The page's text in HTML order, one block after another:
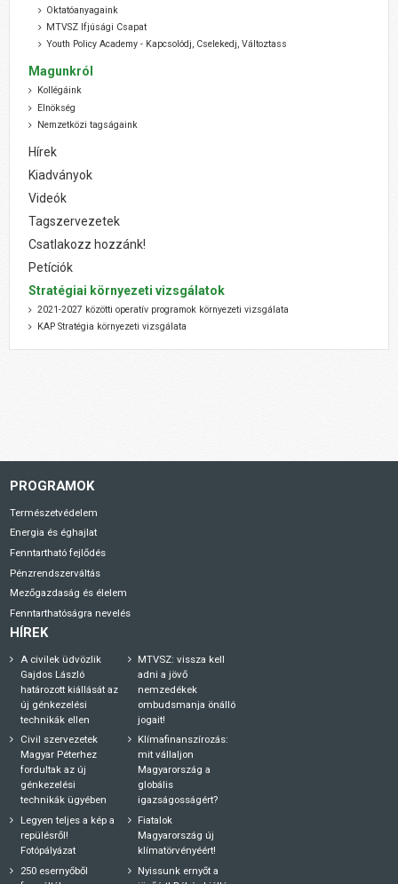
Oktatóanyagaink
MTVSZ Ifjúsági Csapat
Youth Policy Academy - Kapcsolódj, Cselekedj, Változtass
Magunkról
Kollégáink
Elnökség
Nemzetközi tagságaink
Hírek
Kiadványok
Videók
Tagszervezetek
Csatlakozz hozzánk!
Petíciók
Stratégiai környezeti vizsgálatok
2021-2027 közötti operatív programok környezeti vizsgálata
KAP Stratégia környezeti vizsgálata
PROGRAMOK
Természetvédelem
Energia és éghajlat
Fenntartható fejlődés
Pénzrendszerváltás
Mezőgazdaság és élelem
Fenntarthatóságra nevelés
HÍREK
A civilek üdvözlik
Gajdos László
határozott kiállását az
új génkezelési
technikák ellen
Civil szervezetek
Magyar Péterhez
fordultak az új
génkezelési
technikák ügyében
Legyen teljes a kép a
repülésről!
Fotópályázat
250 esernyőből
MTVSZ: vissza kell
adni a jövő
nemzedékek
ombudsmanja önálló
jogait!
Klímafinanszírozás:
mit vállaljon
Magyarország a
globális
igazságosságért?
Fiatalok
Magyarország új
klímatörvényéért!
Nyissunk ernyőt a